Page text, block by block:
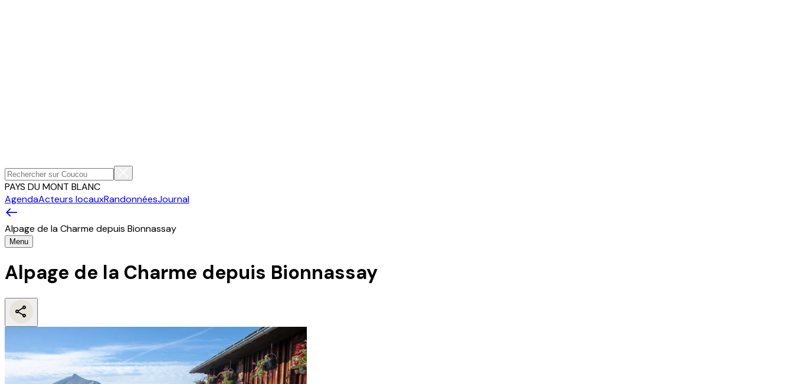
PAYS DU MONT BLANC
AgendaActeurs locauxRandonnéesJournal
Alpage de la Charme depuis Bionnassay
Menu
Alpage de la Charme depuis Bionnassay